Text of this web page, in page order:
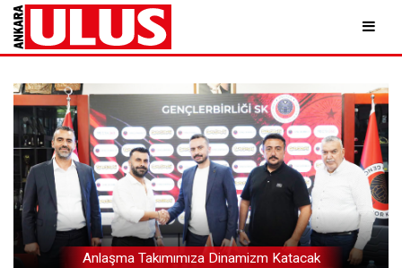
Anlaşma Takımımıza Dinamizm Katacak